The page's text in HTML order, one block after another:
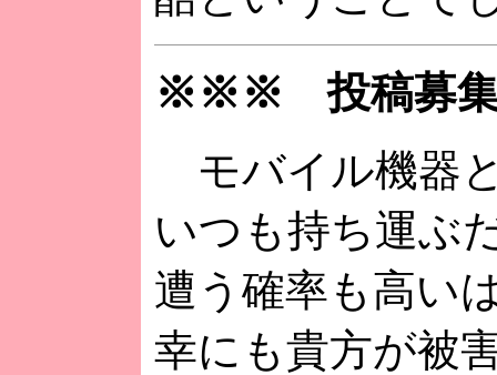
※※※ 投稿募
モバイル機器
いつも持ち運ぶ
遭う確率も高い
幸にも貴方が被